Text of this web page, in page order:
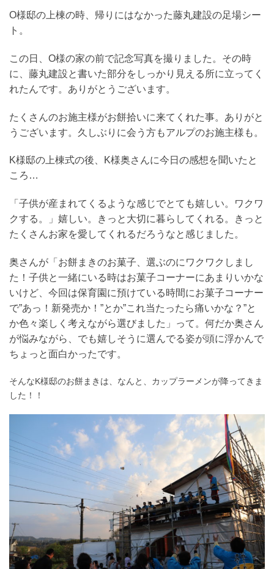
O様邸の上棟の時、帰りにはなかった藤丸建設の足場シー
ト。
この日、O様の家の前で記念写真を撮りました。その時
に、藤丸建設と書いた部分をしっかり見える所に立ってく
れたんです。ありがとうございます。
たくさんのお施主様がお餅拾いに来てくれた事。ありがと
うございます。久しぶりに会う方もアルプのお施主様も。
K様邸の上棟式の後、K様奥さんに今日の感想を聞いたと
ころ…
「子供が産まれてくるような感じでとても嬉しい。ワクワ
クする。」嬉しい。きっと大切に暮らしてくれる。きっと
たくさんお家を愛してくれるだろうなと感じました。
奥さんが「お餅まきのお菓子、選ぶのにワクワクしまし
た！子供と一緒にいる時はお菓子コーナーにあまりいかな
いけど、今回は保育園に預けている時間にお菓子コーナー
で”あっ！新発売か！”とか”これ当たったら痛いかな？”と
か色々楽しく考えながら選びました」って。何だか奥さん
が悩みながら、でも嬉しそうに選んでる姿が頭に浮かんで
ちょっと面白かったです。
そんなK様邸のお餅まきは、なんと、カップラーメンが降ってきま
した！！